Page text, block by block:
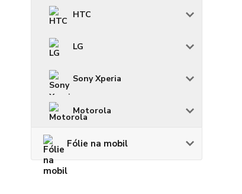
HTC
LG
Sony Xperia
Motorola
Fólie na mobil